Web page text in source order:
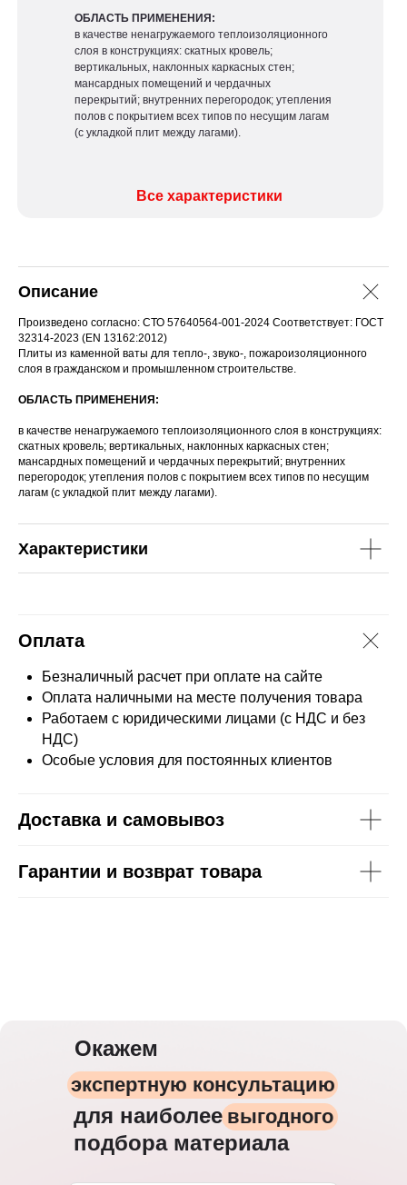
Все характеристики
ОБЛАСТЬ ПРИМЕНЕНИЯ:
в качестве ненагружаемого теплоизоляционного
слоя в конструкциях: скатных кровель;
вертикальных, наклонных каркасных стен;
мансардных помещений и чердачных
перекрытий; внутренних перегородок; утепления
полов с покрытием всех типов по несущим лагам
(с укладкой плит между лагами).
Описание
Произведено согласно: СТО 57640564-001-2024 Соответствует: ГОСТ
32314-2023 (EN 13162:2012)
Плиты из каменной ваты для тепло-, звуко-, пожароизоляционного
слоя в гражданском и промышленном строительстве.
ОБЛАСТЬ ПРИМЕНЕНИЯ:
в качестве ненагружаемого теплоизоляционного слоя в конструкциях:
скатных кровель; вертикальных, наклонных каркасных стен;
мансардных помещений и чердачных перекрытий; внутренних
перегородок; утепления полов с покрытием всех типов по несущим
лагам (с укладкой плит между лагами).
Характеристики
Оплата
Безналичный расчет при оплате на сайте
Оплата наличными на месте получения товара
Работаем с юридическими лицами (с НДС и без
НДС)
Особые условия для постоянных клиентов
Доставка и самовывоз
Гарантии и возврат товара
экспертную консультацию
выгодного
Окажем
для наиболее
подбора материала